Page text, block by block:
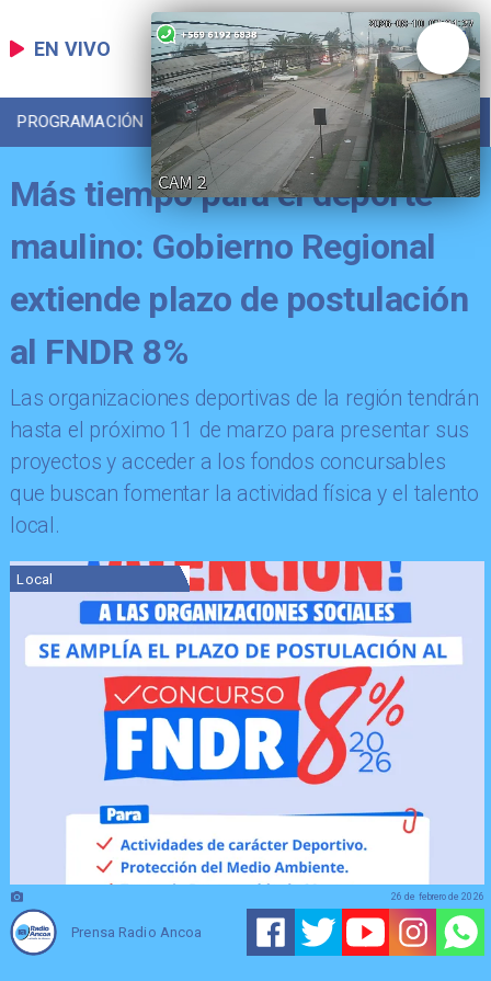
EN VIVO
PROGRAMACIÓN LOCAL DEPORTES
Más tiempo para el deporte
maulino: Gobierno Regional
extiende plazo de postulación
al FNDR 8%
​Las organizaciones deportivas de la región tendrán
hasta el próximo 11 de marzo para presentar sus
proyectos y acceder a los fondos concursables
que buscan fomentar la actividad física y el talento
local.
Local
Prensa Radio Ancoa
26 de febrero de 2026